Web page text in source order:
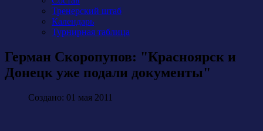
Тренерский штаб
Календарь
Турнирная таблица
Герман Скоропупов: "Красноярск и
Донецк уже подали документы"
Создано: 01 мая 2011